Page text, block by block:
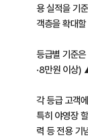
용 실적을 기
객층을 확대
등급별 기준
·8만원 이상)
각 등급 고객
특히 야영장
력 등 전용 기